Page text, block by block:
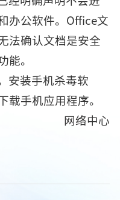
办公软件。Office文
法确认文档是安全
能。
安装手机杀毒软
载手机应用程序。
网络中心